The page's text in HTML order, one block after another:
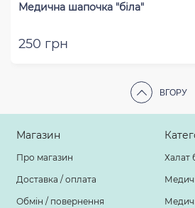
Медична шапочка "біла"
250 грн
ВГОРУ
Магазин
Про магазин
Доставка / оплата
Обмін / повернення
Халат